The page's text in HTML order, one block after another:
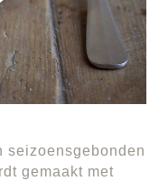
seizoensgebonden
gemaakt met